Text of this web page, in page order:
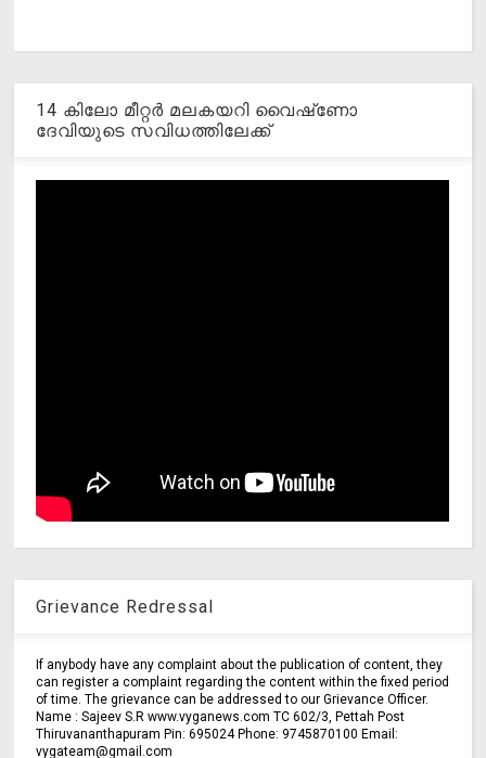
14 കിലോ മീറ്റര്‍ മലകയറി വൈഷ്‌ണോ
ദേവിയുടെ സവിധത്തിലേക്ക്
Grievance Redressal
If anybody have any complaint about the publication of content, they
can register a complaint regarding the content within the fixed period
of time. The grievance can be addressed to our Grievance Officer.
Name : Sajeev S.R www.vyganews.com TC 602/3, Pettah Post
Thiruvananthapuram Pin: 695024 Phone: 9745870100 Email:
vygateam@gmail.com